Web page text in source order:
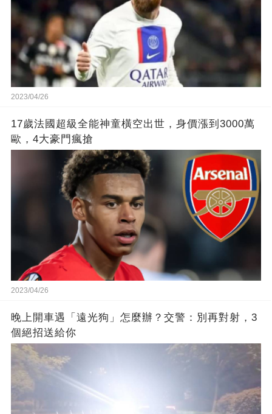
2023/04/26
17歲法國超級全能神童橫空出世，身價漲到3000萬
歐，4大豪門瘋搶
2023/04/26
晚上開車遇「遠光狗」怎麼辦？交警：別再對射，3
個絕招送給你